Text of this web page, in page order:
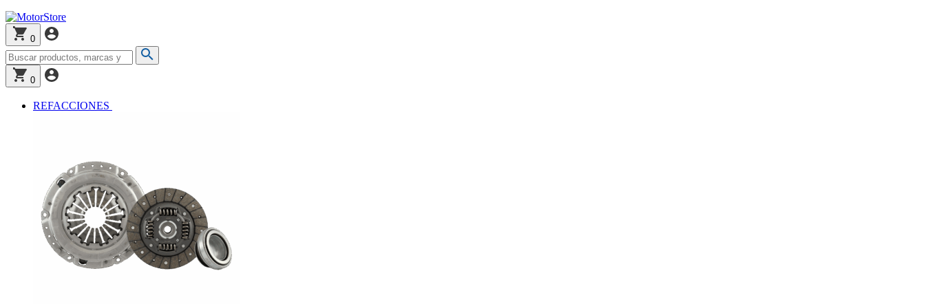
0
0
REFACCIONES